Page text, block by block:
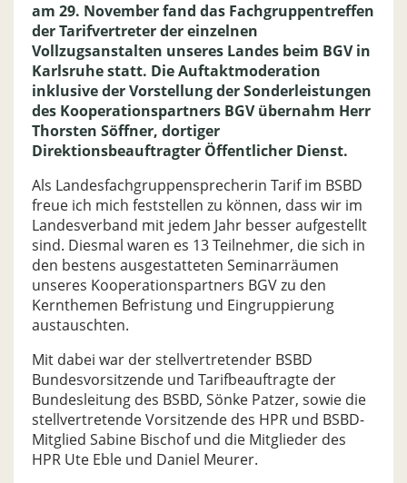
am 29. November fand das Fachgruppentreffen
der Tarifvertreter der einzelnen
Vollzugsanstalten unseres Landes beim BGV in
Karlsruhe statt. Die Auftaktmoderation
inklusive der Vorstellung der Sonderleistungen
des Kooperationspartners BGV übernahm Herr
Thorsten Söffner, dortiger
Direktionsbeauftragter Öffentlicher Dienst.
Als Landesfachgruppensprecherin Tarif im BSBD
freue ich mich feststellen zu können, dass wir im
Landesverband mit jedem Jahr besser aufgestellt
sind. Diesmal waren es 13 Teilnehmer, die sich in
den bestens ausgestatteten Seminarräumen
unseres Kooperationspartners BGV zu den
Kernthemen Befristung und Eingruppierung
austauschten.
Mit dabei war der stellvertretender BSBD
Bundesvorsitzende und Tarifbeauftragte der
Bundesleitung des BSBD, Sönke Patzer, sowie die
stellvertretende Vorsitzende des HPR und BSBD-
Mitglied Sabine Bischof und die Mitglieder des
HPR Ute Eble und Daniel Meurer.